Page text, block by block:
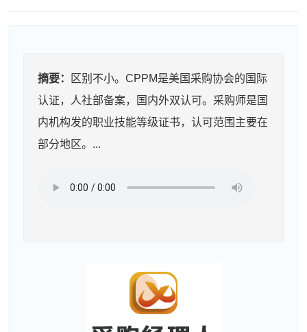
摘要：
区别不小。CPPM是美国采购协会的国际
认证，人社部备案，国内外双认可。采购师是国
内机构发的职业技能等级证书，认可范围主要在
部分地区。...